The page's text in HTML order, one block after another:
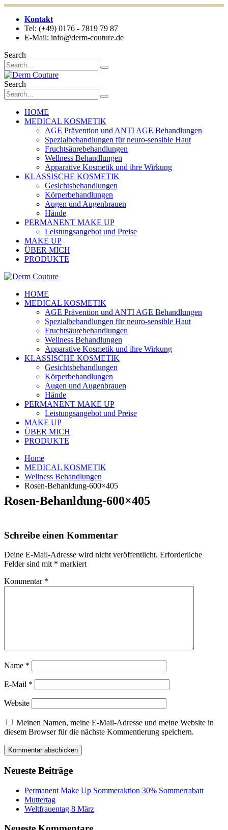
Kontakt
Tel: (+49) 0176 - 7819 79 87
E-Mail: info@derm-couture.de
Search
Search
HOME
MEDICAL KOSMETIK
AGE Prävention und ANTI AGE Behandlungen
Spezialbehandlungen für neuro-sensible Haut
Fruchtsäurebehandlungen
Wellness Behandlungen
Apparative Kosmetik und ihre Wirkung
KLASSISCHE KOSMETIK
Gesichtsbehandlungen
Körperbehandlungen
Augen und Augenbrauen
Hände
PERMANENT MAKE UP
Leistungsangebot und Preise
MAKE UP
ÜBER MICH
PRODUKTE
HOME
MEDICAL KOSMETIK
AGE Prävention und ANTI AGE Behandlungen
Spezialbehandlungen für neuro-sensible Haut
Fruchtsäurebehandlungen
Wellness Behandlungen
Apparative Kosmetik und ihre Wirkung
KLASSISCHE KOSMETIK
Gesichtsbehandlungen
Körperbehandlungen
Augen und Augenbrauen
Hände
PERMANENT MAKE UP
Leistungsangebot und Preise
MAKE UP
ÜBER MICH
PRODUKTE
Home
MEDICAL KOSMETIK
Wellness Behandlungen
Rosen-Behanldung-600×405
Rosen-Behanldung-600×405
Schreibe einen Kommentar
Deine E-Mail-Adresse wird nicht veröffentlicht. Erforderliche
Felder sind mit * markiert
Kommentar *
Name *
E-Mail *
Website
Meinen Namen, meine E-Mail-Adresse und meine Website in
diesem Browser für die nächste Kommentierung speichern.
Neueste Beiträge
Permanent Make Up Sommeraktion 30% Sommerrabatt
Muttertag
Weltfrauentag 8 März